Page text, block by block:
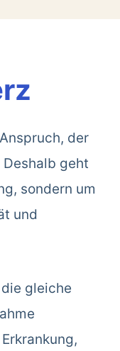
der
geht
sondern um
und
gleiche